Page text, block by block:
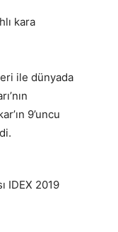
kara
ile dünyada
9’uncu
IDEX 2019